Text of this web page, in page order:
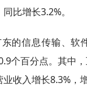
比增长3.2%。
的信息传输、软
个百分点。其中
收入增长8.3%，